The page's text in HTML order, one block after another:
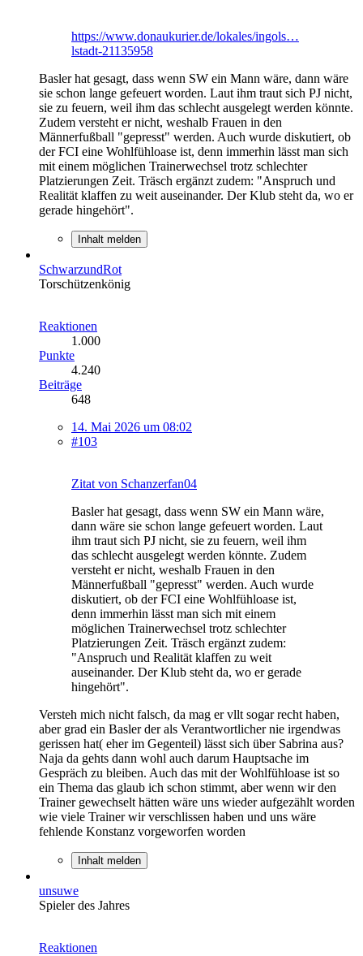
https://www.donaukurier.de/lokales/ingols…
lstadt-21135958
Basler hat gesagt, dass wenn SW ein Mann wäre, dann wäre
sie schon lange gefeuert worden. Laut ihm traut sich PJ nicht,
sie zu feuern, weil ihm das schlecht ausgelegt werden könnte.
Zudem versteht er nicht, weshalb Frauen in den
Männerfußball "gepresst" werden. Auch wurde diskutiert, ob
der FCI eine Wohlfühloase ist, denn immerhin lässt man sich
mit einem möglichen Trainerwechsel trotz schlechter
Platzierungen Zeit. Träsch ergänzt zudem: "Anspruch und
Realität klaffen zu weit auseinander. Der Klub steht da, wo er
gerade hingehört".
Inhalt melden
SchwarzundRot
Torschützenkönig
Reaktionen
1.000
Punkte
4.240
Beiträge
648
14. Mai 2026 um 08:02
#103
Zitat von Schanzerfan04
Basler hat gesagt, dass wenn SW ein Mann wäre,
dann wäre sie schon lange gefeuert worden. Laut
ihm traut sich PJ nicht, sie zu feuern, weil ihm
das schlecht ausgelegt werden könnte. Zudem
versteht er nicht, weshalb Frauen in den
Männerfußball "gepresst" werden. Auch wurde
diskutiert, ob der FCI eine Wohlfühloase ist,
denn immerhin lässt man sich mit einem
möglichen Trainerwechsel trotz schlechter
Platzierungen Zeit. Träsch ergänzt zudem:
"Anspruch und Realität klaffen zu weit
auseinander. Der Klub steht da, wo er gerade
hingehört".
Versteh mich nicht falsch, da mag er vllt sogar recht haben,
aber grad ein Basler der als Verantwortlicher nie irgendwas
gerissen hat( eher im Gegenteil) lässt sich über Sabrina aus?
Naja da gehts dann wohl auch darum Hauptsache im
Gespräch zu bleiben. Auch das mit der Wohlfühloase ist so
ein Thema das glaub ich schon stimmt, aber wenn wir den
Trainer gewechselt hätten wäre uns wieder aufgezählt worden
wie viele Trainer wir verschlissen haben und uns wäre
fehlende Konstanz vorgeworfen worden
Inhalt melden
unsuwe
Spieler des Jahres
Reaktionen